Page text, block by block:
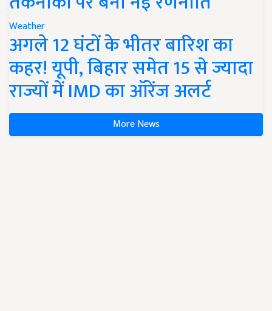
Weather
अगले 12 घंटों के भीतर बारिश का
कहर! यूपी, बिहार समेत 15 से ज्यादा
राज्यों में IMD का ऑरेंज अलर्ट
More News